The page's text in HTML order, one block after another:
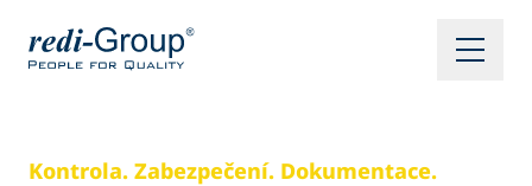
Kontrola. Zabezpečení. Dokumentace.